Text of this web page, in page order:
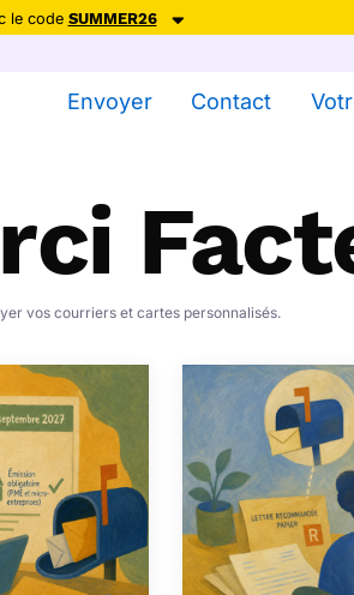
le code SUMMER26
Envoyer Contact
vos courriers et cartes personnalisés.